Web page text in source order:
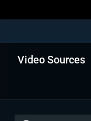
Video Sources